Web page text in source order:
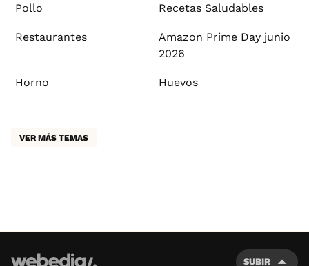
Pollo Recetas Saludables
Restaurantes
Amazon Prime Day junio
2026
Horno Huevos
VER MÁS TEMAS
SUBIR